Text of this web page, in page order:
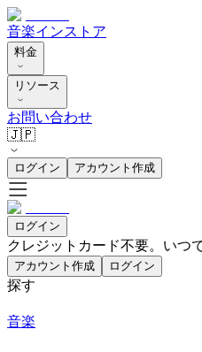
音楽インストア
料金
リソース
お問い合わせ
🇯🇵
ログイン アカウント作成
ログイン
クレジットカード不要。いつ
アカウント作成 ログイン
探す
音楽